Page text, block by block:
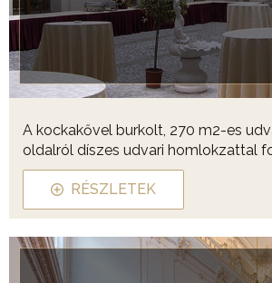
A kockakővel burkolt, 270 m2-es
oldalról díszes udvari homlokzattal
RÉSZLETEK